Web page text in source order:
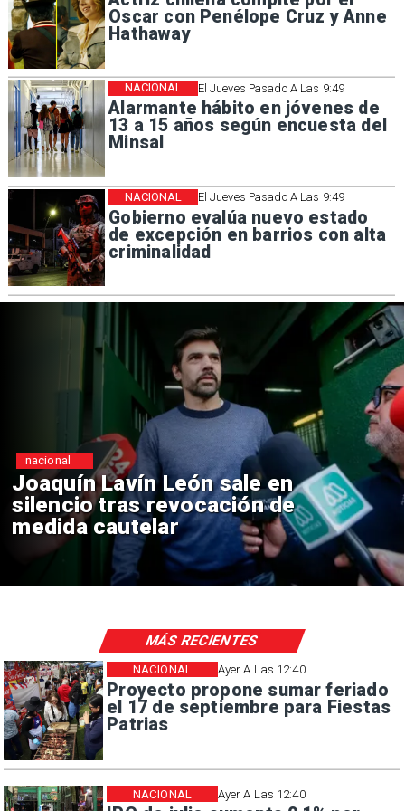
Oscar con Penélope Cruz y Anne
Hathaway
El Jueves Pasado A Las 9:49
Alarmante hábito en jóvenes de
13 a 15 años según encuesta del
Minsal
NACIONAL
El Jueves Pasado A Las 9:49
Gobierno evalúa nuevo estado
de excepción en barrios con alta
criminalidad
NACIONAL
Chile y Venezuela formalizan
reinicio de relaciones
consulares
nacional
Ayer A Las 12:40
Proyecto propone sumar feriado
el 17 de septiembre para Fiestas
Patrias
NACIONAL
Ayer A Las 12:40
NACIONAL
MÁS RECIENTES